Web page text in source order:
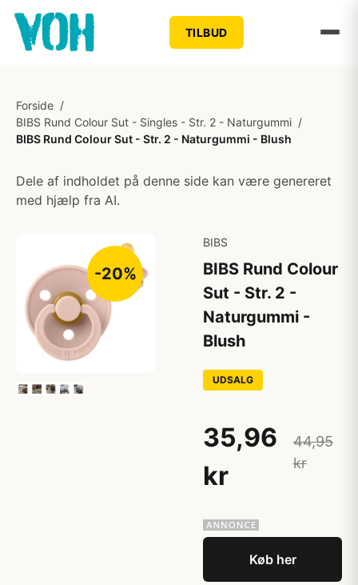
TILBUD
Forside /
BIBS Rund Colour Sut - Singles - Str. 2 - Naturgummi /
BIBS Rund Colour Sut - Str. 2 - Naturgummi - Blush
Dele af indholdet på denne side kan være genereret
med hjælp fra AI.
-20%
BIBS
BIBS Rund Colour
Sut - Str. 2 -
Naturgummi -
Blush
UDSALG
35,96
kr
44,95
kr
Køb her